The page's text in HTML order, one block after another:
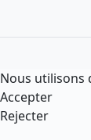
Nous utilisons
Accepter
Rejecter